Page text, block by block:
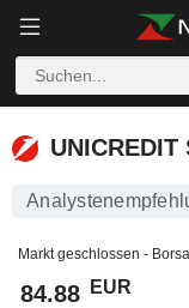
UNICREDIT S.P.A.
UNICREDIT
Markt geschlossen -
84.88 EUR